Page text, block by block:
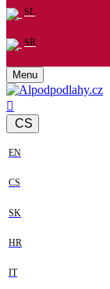
SL
SR
Menu
CS
EN
CS
SK
HR
IT